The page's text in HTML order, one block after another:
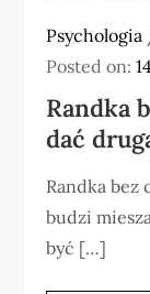
Psychologia
Posted on:
Randka
dać
Randka
budzi
być […]